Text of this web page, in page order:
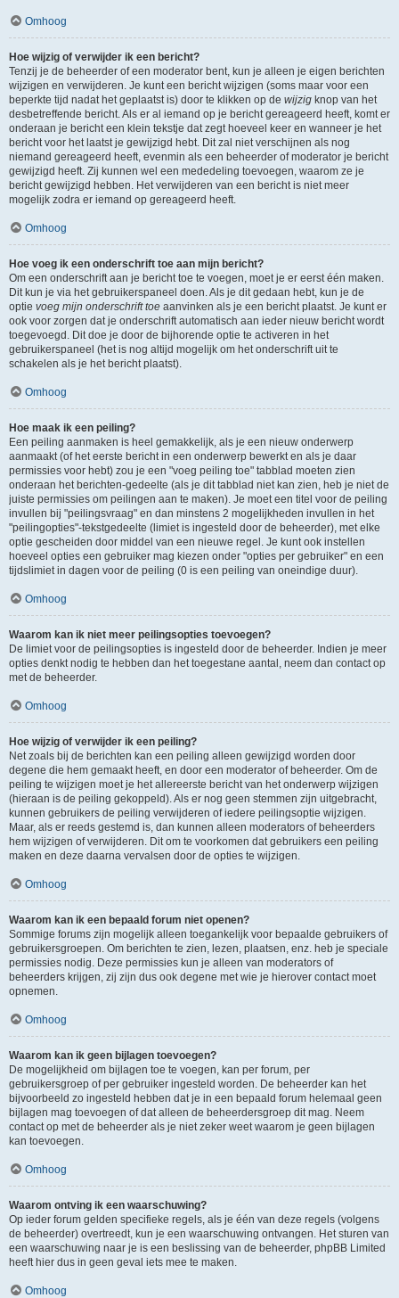
Omhoog
Hoe wijzig of verwijder ik een bericht?
Tenzij je de beheerder of een moderator bent, kun je alleen je eigen berichten
wijzigen en verwijderen. Je kunt een bericht wijzigen (soms maar voor een
beperkte tijd nadat het geplaatst is) door te klikken op de wijzig knop van het
desbetreffende bericht. Als er al iemand op je bericht gereageerd heeft, komt er
onderaan je bericht een klein tekstje dat zegt hoeveel keer en wanneer je het
bericht voor het laatst je gewijzigd hebt. Dit zal niet verschijnen als nog
niemand gereageerd heeft, evenmin als een beheerder of moderator je bericht
gewijzigd heeft. Zij kunnen wel een mededeling toevoegen, waarom ze je
bericht gewijzigd hebben. Het verwijderen van een bericht is niet meer
mogelijk zodra er iemand op gereageerd heeft.
Omhoog
Hoe voeg ik een onderschrift toe aan mijn bericht?
Om een onderschrift aan je bericht toe te voegen, moet je er eerst één maken.
Dit kun je via het gebruikerspaneel doen. Als je dit gedaan hebt, kun je de
optie voeg mijn onderschrift toe aanvinken als je een bericht plaatst. Je kunt er
ook voor zorgen dat je onderschrift automatisch aan ieder nieuw bericht wordt
toegevoegd. Dit doe je door de bijhorende optie te activeren in het
gebruikerspaneel (het is nog altijd mogelijk om het onderschrift uit te
schakelen als je het bericht plaatst).
Omhoog
Hoe maak ik een peiling?
Een peiling aanmaken is heel gemakkelijk, als je een nieuw onderwerp
aanmaakt (of het eerste bericht in een onderwerp bewerkt en als je daar
permissies voor hebt) zou je een "voeg peiling toe" tabblad moeten zien
onderaan het berichten-gedeelte (als je dit tabblad niet kan zien, heb je niet de
juiste permissies om peilingen aan te maken). Je moet een titel voor de peiling
invullen bij "peilingsvraag" en dan minstens 2 mogelijkheden invullen in het
"peilingopties"-tekstgedeelte (limiet is ingesteld door de beheerder), met elke
optie gescheiden door middel van een nieuwe regel. Je kunt ook instellen
hoeveel opties een gebruiker mag kiezen onder "opties per gebruiker" en een
tijdslimiet in dagen voor de peiling (0 is een peiling van oneindige duur).
Omhoog
Waarom kan ik niet meer peilingsopties toevoegen?
De limiet voor de peilingsopties is ingesteld door de beheerder. Indien je meer
opties denkt nodig te hebben dan het toegestane aantal, neem dan contact op
met de beheerder.
Omhoog
Hoe wijzig of verwijder ik een peiling?
Net zoals bij de berichten kan een peiling alleen gewijzigd worden door
degene die hem gemaakt heeft, en door een moderator of beheerder. Om de
peiling te wijzigen moet je het allereerste bericht van het onderwerp wijzigen
(hieraan is de peiling gekoppeld). Als er nog geen stemmen zijn uitgebracht,
kunnen gebruikers de peiling verwijderen of iedere peilingsoptie wijzigen.
Maar, als er reeds gestemd is, dan kunnen alleen moderators of beheerders
hem wijzigen of verwijderen. Dit om te voorkomen dat gebruikers een peiling
maken en deze daarna vervalsen door de opties te wijzigen.
Omhoog
Waarom kan ik een bepaald forum niet openen?
Sommige forums zijn mogelijk alleen toegankelijk voor bepaalde gebruikers of
gebruikersgroepen. Om berichten te zien, lezen, plaatsen, enz. heb je speciale
permissies nodig. Deze permissies kun je alleen van moderators of
beheerders krijgen, zij zijn dus ook degene met wie je hierover contact moet
opnemen.
Omhoog
Waarom kan ik geen bijlagen toevoegen?
De mogelijkheid om bijlagen toe te voegen, kan per forum, per
gebruikersgroep of per gebruiker ingesteld worden. De beheerder kan het
bijvoorbeeld zo ingesteld hebben dat je in een bepaald forum helemaal geen
bijlagen mag toevoegen of dat alleen de beheerdersgroep dit mag. Neem
contact op met de beheerder als je niet zeker weet waarom je geen bijlagen
kan toevoegen.
Omhoog
Waarom ontving ik een waarschuwing?
Op ieder forum gelden specifieke regels, als je één van deze regels (volgens
de beheerder) overtreedt, kun je een waarschuwing ontvangen. Het sturen van
een waarschuwing naar je is een beslissing van de beheerder, phpBB Limited
heeft hier dus in geen geval iets mee te maken.
Omhoog